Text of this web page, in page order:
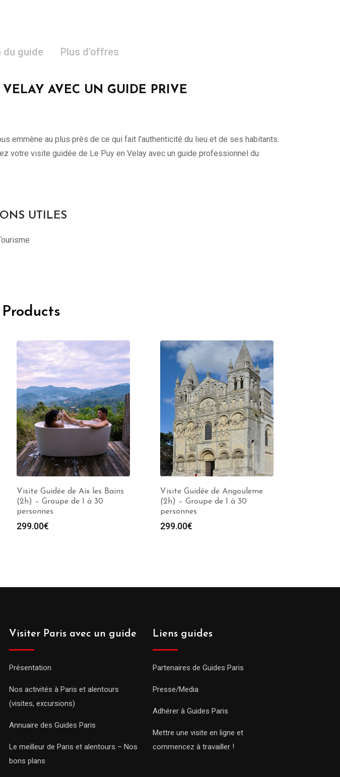
du guide Plus d'offres
AVEC UN GUIDE PRIVE
emmène au plus près de ce qui fait l’authenticité du lieu et de ses habitants.
votre visite guidée de Le Puy en Velay avec un guide professionnel du
UTILES
Visite Guidée de Aix les Bains
(2h) – Groupe de 1 à 30
personnes
299.00€
Visite Guidée de Angouleme
(2h) – Groupe de 1 à 30
personnes
299.00€
Visiter Paris avec un guide
Présentation
Nos activités à Paris et alentours
(visites, excursions)
Annuaire des Guides Paris
Le meilleur de Paris et alentours – Nos
bons plans
Liens guides
Partenaires de Guides Paris
Presse/Media
Adhérer à Guides Paris
Mettre une visite en ligne et
commencez à travailler !